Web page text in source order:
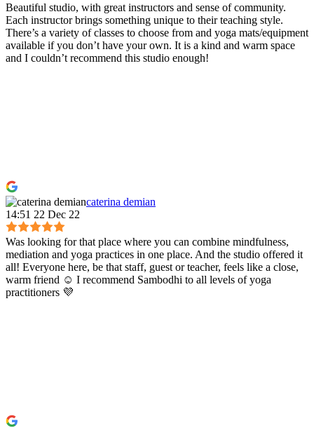
Beautiful studio, with great instructors and sense of community.
Each instructor brings something unique to their teaching style.
There’s a variety of classes to choose from and yoga mats/equipment
available if you don’t have your own. It is a kind and warm space
and I couldn’t recommend this studio enough!
caterina demian
14:51 22 Dec 22
Was looking for that place where you can combine mindfulness,
mediation and yoga practices in one place. And the studio offered it
all! Everyone here, be that staff, guest or teacher, feels like a close,
warm friend ☺️ I recommend Sambodhi to all levels of yoga
practitioners 💜